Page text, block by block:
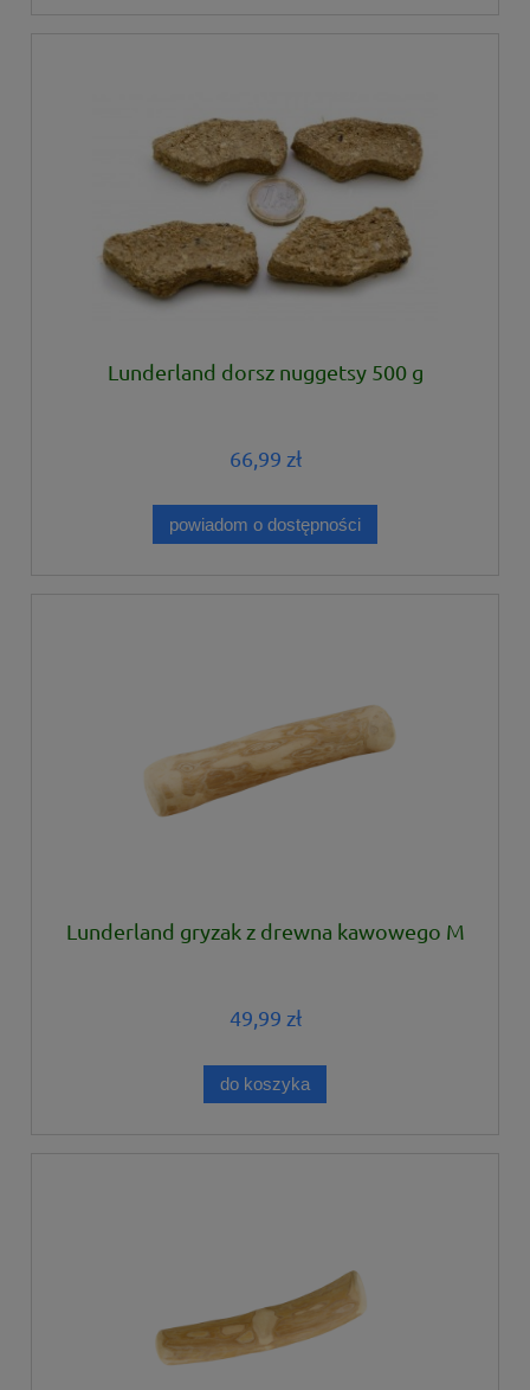
Lunderland dorsz nuggetsy 500 g
66,99 zł
powiadom o dostępności
Lunderland gryzak z drewna kawowego M
49,99 zł
do koszyka